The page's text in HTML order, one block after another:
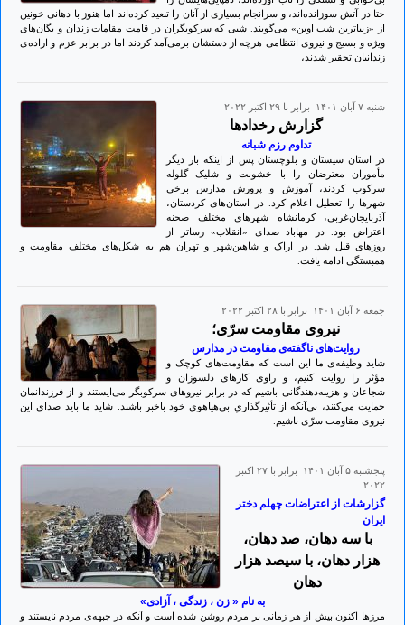
حتا در آتش سوزانده‌اند، و سرانجام بسیاری از آنان را تبعید کرده‌اند اما هنوز با دهانی خونین
از «زیباترین شب اوین» می‌گویند. شبی که سرکوبگران در قامت مقامات زندان و یگان‌های
ویژه و بسیج و نیروی انتظامی هرچه از دستشان برمی‌آمد کردند اما در برابر عزم و اراده‌ی
زندانیان تحقیر شدند،
شنبه ۷ آبان ۱۴۰۱ برابر با ۲۹ اکتبر ۲۰۲۲
گزارش‌ رخدادها
تداوم رزم شبانه
در استان سیستان و بلوچستان پس از اینکه بار دیگر
مأموران معترضان را با خشونت و شلیک گلوله
سرکوب کردند، آموزش و پرورش مدارس برخی
شهرها را تعطیل اعلام کرد. در استان‌های کردستان،
آذربایجان‌غربی، کرمانشاه شهرهای مختلف صحنه
اعتراض بود. در مهاباد صدای «انقلاب» رساتر از
روزهای قبل شد. در اراک و شاهین‌شهر و تهران هم به شکل‌های مختلف مقاومت و
همبستگی ادامه یافت.
جمعه ۶ آبان ۱۴۰۱ برابر با ۲۸ اکتبر ۲۰۲۲
نیروی مقاومت سرّی؛
روایت‌های ناگفته‌ی مقاومت در مدارس
شاید وظیفه‌ی ما این است که مقاومت‌های کوچک و
مؤثر را روایت کنیم، و راوی کارهای دلسوزان و
شجاعان و هزینه‌دهندگانی باشیم که در برابر نیروهای سرکوبگر می‌ایستند و از فرزندانمان
حمایت می‌کنند، بی‌آنکه از تأثیرگذاریِ بی‌هیاهوی خود باخبر باشند. شاید ما باید صدای این
نیروی مقاومت سرّی باشیم.
پنجشنبه ۵ آبان ۱۴۰۱ برابر با ۲۷ اکتبر
۲۰۲۲
گزارشات از اعتراضات چهلم دختر
ایران
با سه دهان، صد دهان،
هزار دهان، با سیصد هزار
دهان
به نام « زن ، زندگی ، آزادی»
مرزها اکنون بیش از هر زمانی بر مردم روشن شده است و آنکه در جبهه‌ی مردم نایستند و